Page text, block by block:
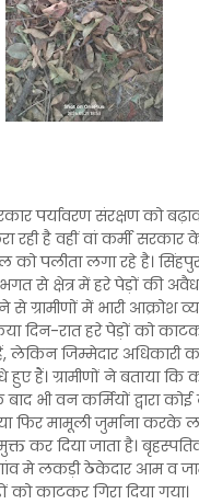
संरक्षण को
रही है वहीं वां कर्मी सरकार
को पलीता लगा रहे है।
से क्षेत्र में हरे पेड़ों की
ग्रामीणों में भारी आक्रोश
दिन-रात हरे पेड़ों को
लेकिन जिम्मेदार अधिकारी
हैं। ग्रामीणों ने बताया कि
भी वन कर्मियों द्वारा
फिर मामूली जुर्माना करके
कर दिया जाता है।
मे लकड़ी ठेकेदार आम व
काटकर गिरा दिया गया।